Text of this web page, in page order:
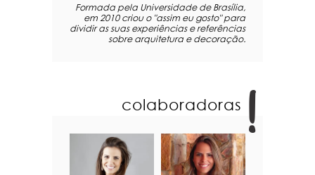
Formada pela Universidade de Brasília,
em 2010 criou o "assim eu gosto" para
dividir as suas experiências e referências
sobre arquitetura e decoração.
colaboradoras